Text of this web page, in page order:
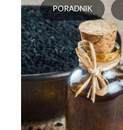
PORADNIK